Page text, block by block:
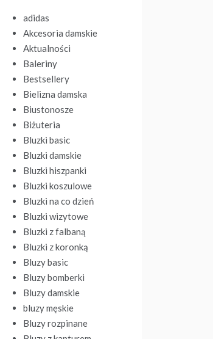
adidas
Akcesoria damskie
Aktualności
Baleriny
Bestsellery
Bielizna damska
Biustonosze
Biżuteria
Bluzki basic
Bluzki damskie
Bluzki hiszpanki
Bluzki koszulowe
Bluzki na co dzień
Bluzki wizytowe
Bluzki z falbaną
Bluzki z koronką
Bluzy basic
Bluzy bomberki
Bluzy damskie
bluzy męskie
Bluzy rozpinane